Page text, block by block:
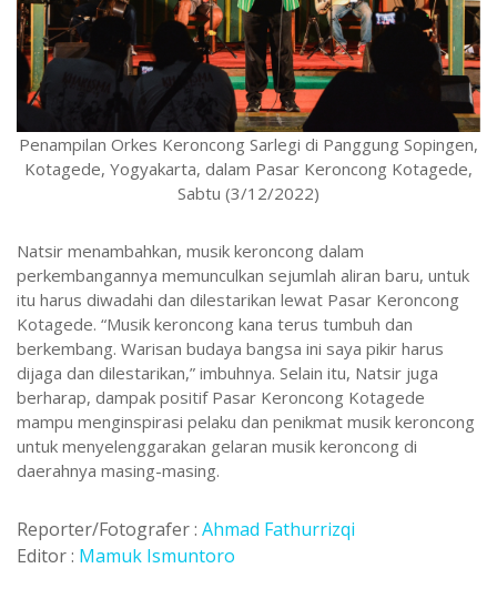
Penampilan Orkes Keroncong Sarlegi di Panggung Sopingen,
Kotagede, Yogyakarta, dalam Pasar Keroncong Kotagede,
Sabtu (3/12/2022)
Natsir menambahkan, musik keroncong dalam
perkembangannya memunculkan sejumlah aliran baru, untuk
itu harus diwadahi dan dilestarikan lewat Pasar Keroncong
Kotagede. “Musik keroncong kana terus tumbuh dan
berkembang. Warisan budaya bangsa ini saya pikir harus
dijaga dan dilestarikan,” imbuhnya. Selain itu, Natsir juga
berharap, dampak positif Pasar Keroncong Kotagede
mampu menginspirasi pelaku dan penikmat musik keroncong
untuk menyelenggarakan gelaran musik keroncong di
daerahnya masing-masing.
Reporter/Fotografer : Ahmad Fathurrizqi
Editor : Mamuk Ismuntoro